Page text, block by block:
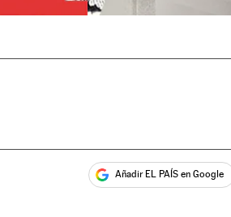
Añadir EL PAÍS en Google